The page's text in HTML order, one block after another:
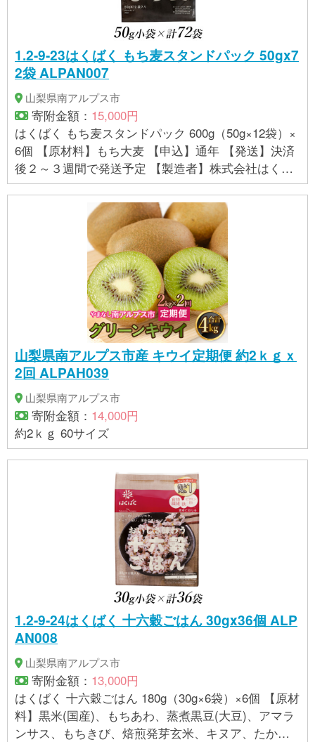
1.2-9-23はくばく もち麦スタンドパック 50gx7
2袋 ALPAN007
山梨県南アルプス市
寄附金額： 15,000円
はくばく もち麦スタンドパック 600g（50g×12袋）×
6個 【原材料】もち大麦 【申込】通年 【発送】決済
後２～３週間で発送予定 【製造者】株式会社はくば
く 中央工場（中央市との共通返礼品） 【提供事業
者】有限会社マルヤマ鈴木商店
山梨県南アルプス市産 キウイ定期便 約2ｋｇｘ
2回 ALPAH039
山梨県南アルプス市
寄附金額： 14,000円
約2ｋｇ 60サイズ
1.2-9-24はくばく 十六穀ごはん 30gx36個 ALP
AN008
山梨県南アルプス市
寄附金額： 13,000円
はくばく 十六穀ごはん 180g（30g×6袋）×6個 【原材
料】黒米(国産)、もちあわ、蒸煮黒豆(大豆)、アマラ
ンサス、もちきび、焙煎発芽玄米、キヌア、たかき